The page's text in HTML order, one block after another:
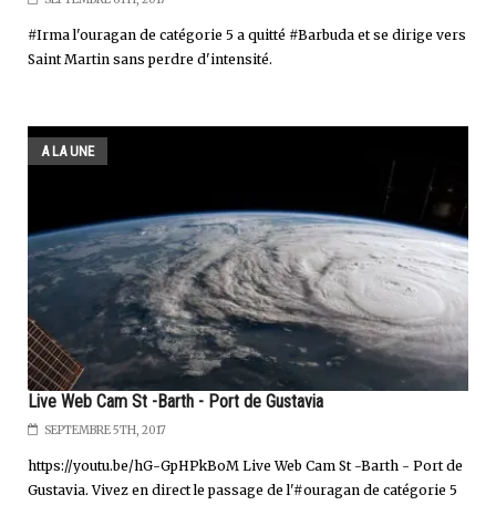
#Irma l'ouragan de catégorie 5 a quitté #Barbuda et se dirige vers
Saint Martin sans perdre d'intensité.
A LA UNE
Live Web Cam St -Barth - Port de Gustavia
SEPTEMBRE 5TH, 2017
https://youtu.be/hG-GpHPkBoM Live Web Cam St -Barth - Port de
Gustavia. Vivez en direct le passage de l'#ouragan de catégorie 5